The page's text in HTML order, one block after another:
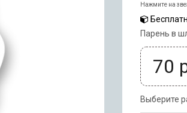
Нажмите на
Парень в
70
Выберите